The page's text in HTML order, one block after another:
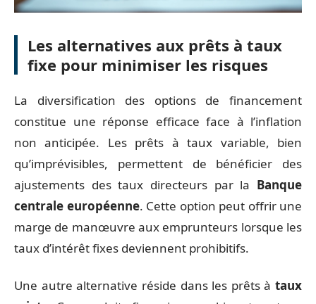
Les alternatives aux prêts à taux
fixe pour minimiser les risques
La diversification des options de financement
constitue une réponse efficace face à l’inflation
non anticipée. Les prêts à taux variable, bien
qu’imprévisibles, permettent de bénéficier des
ajustements des taux directeurs par la Banque
centrale européenne. Cette option peut offrir une
marge de manœuvre aux emprunteurs lorsque les
taux d’intérêt fixes deviennent prohibitifs.
Une autre alternative réside dans les prêts à taux